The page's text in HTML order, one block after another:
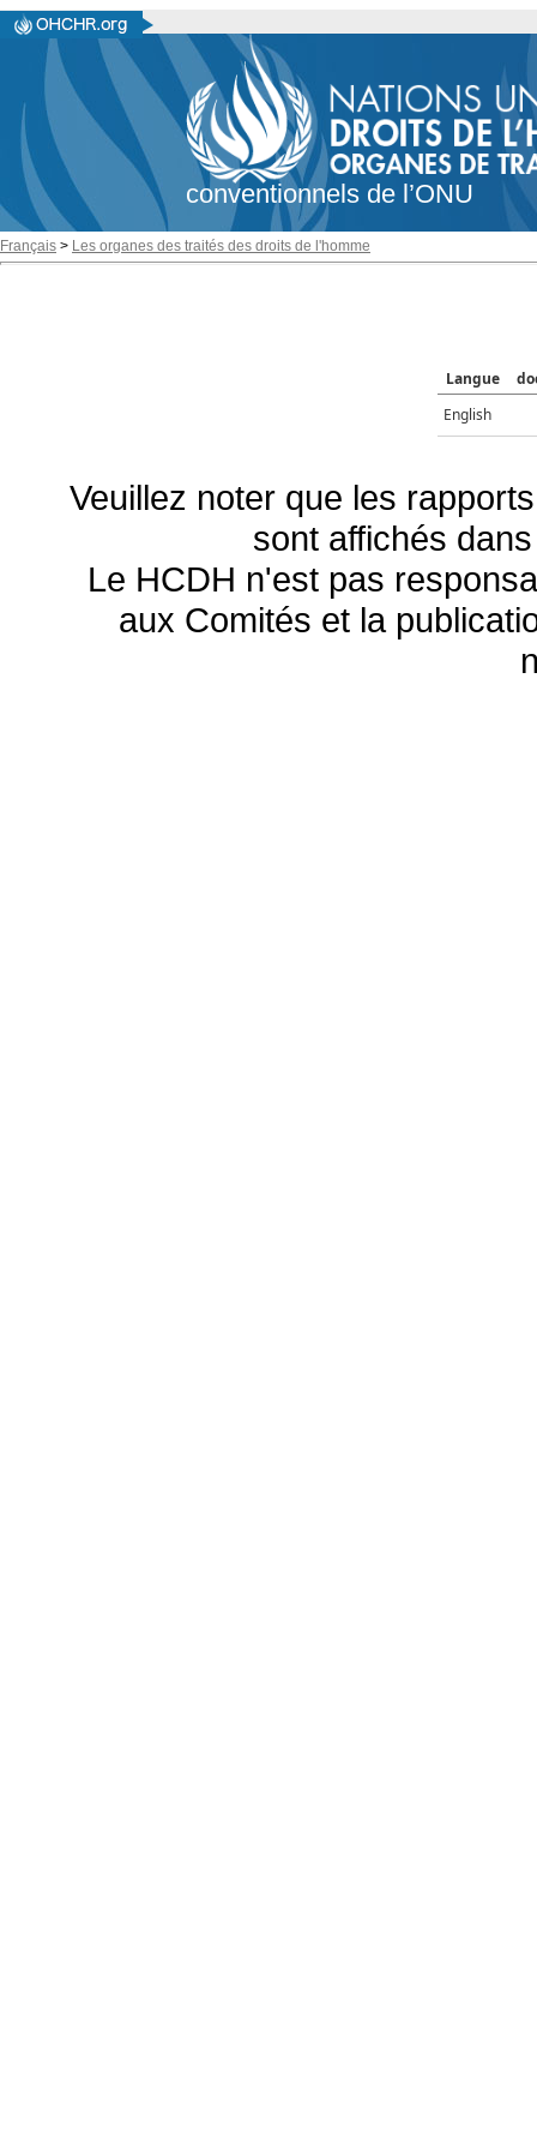
conventionnels de l’ONU
Français > Les organes des traités des droits de l'homme
Langue
English
Veuillez noter que les
sont affichés
Le HCDH n'est pas
aux Comités et la